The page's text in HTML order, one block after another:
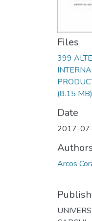
Files
399
(8.15 MB)
Date
2017-
Arcos